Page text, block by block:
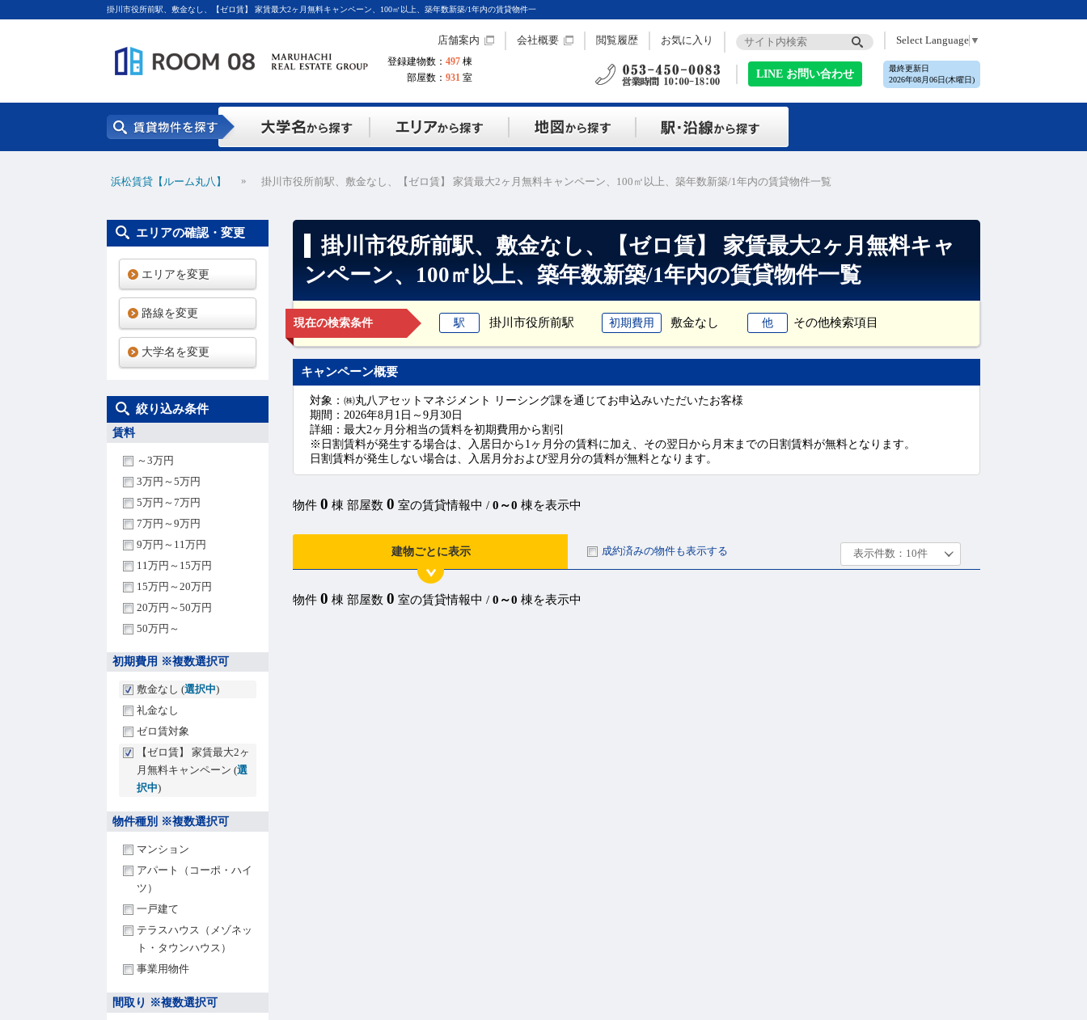
掛川市役所前駅、敷金なし、【ゼロ賃】 家賃最大2ヶ月無料キャンペーン、100㎡以上、築年数新築/1年内の賃貸物件一
登録建物数： 497 棟
部屋数： 931 室
店舗案内 会社概要 閲覧履歴 お気に入り Select Language ▼
LINE お問い合わせ
最終更新日
2026年08月06日(木曜日)
浜松賃貸【ルーム丸八】 » 掛川市役所前駅、敷金なし、【ゼロ賃】 家賃最大2ヶ月無料キャンペーン、100㎡以上、築年数新築/1年内の賃貸物件一覧
掛川市役所前駅、敷金なし、【ゼロ賃】 家賃最大2ヶ月無料キャ
ンペーン、100㎡以上、築年数新築/1年内の賃貸物件一覧
現在の検索条件 駅 掛川市役所前駅 初期費用 敷金なし 他 その他検索項目
キャンペーン概要
対象：㈱丸八アセットマネジメント リーシング課を通じてお申込みいただいたお客様
期間：2026年8月1日～9月30日
詳細：最大2ヶ月分相当の賃料を初期費用から割引
※日割賃料が発生する場合は、入居日から1ヶ月分の賃料に加え、その翌日から月末までの日割賃料が無料となります。
日割賃料が発生しない場合は、入居月分および翌月分の賃料が無料となります。
物件 0 棟 部屋数 0 室の賃貸情報中 / 0～0 棟を表示中
建物ごとに表示 成約済みの物件も表示する
物件 0 棟 部屋数 0 室の賃貸情報中 / 0～0 棟を表示中
エリアの確認・変更
エリアを変更
路線を変更
大学名を変更
絞り込み条件
賃料
～3万円
3万円～5万円
5万円～7万円
7万円～9万円
9万円～11万円
11万円～15万円
15万円～20万円
20万円～50万円
50万円～
初期費用 ※複数選択可
敷金なし (選択中)
礼金なし
ゼロ賃対象
【ゼロ賃】 家賃最大2ヶ
月無料キャンペーン (選
択中)
物件種別 ※複数選択可
マンション
アパート（コーポ・ハイ
ツ）
一戸建て
テラスハウス（メゾネッ
ト・タウンハウス）
事業用物件
間取り ※複数選択可